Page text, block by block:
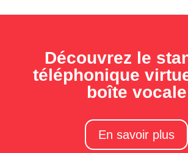
Découvrez le
téléphonique
boîte vocale
En savoir plus